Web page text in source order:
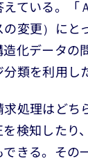
ている。「
変更）にと
化データの
類を利用し
処理はどち
検知したり
きる。その